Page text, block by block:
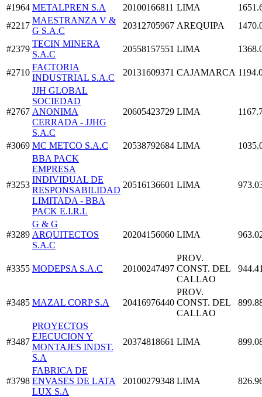
#1964 METALPREN S.A 20100166811 LIMA
#2217
MAESTRANZA V &
G S.A.C
20312705967 AREQUIPA
#2379
TECIN MINERA
S.A.C
20558157551 LIMA
#2710
FACTORIA
INDUSTRIAL S.A.C
20131609371 CAJAMARCA
#2767
JJH GLOBAL
SOCIEDAD
ANONIMA
CERRADA - JJHG
S.A.C
20605423729 LIMA
#3069 MC METCO S.A.C 20538792684 LIMA
#3253
BBA PACK
EMPRESA
INDIVIDUAL DE
RESPONSABILIDAD
LIMITADA - BBA
PACK E.I.R.L
20516136601 LIMA
#3289
G & G
ARQUITECTOS
S.A.C
20204156060 LIMA
#3355 MODEPSA S.A.C 20100247497
PROV.
CONST. DEL
CALLAO
#3485 MAZAL CORP S.A 20416976440
PROV.
CONST. DEL
CALLAO
#3487
PROYECTOS
EJECUCION Y
MONTAJES INDST.
S.A
20374818661 LIMA
#3798
FABRICA DE
ENVASES DE LATA
LUX S.A
20100279348 LIMA